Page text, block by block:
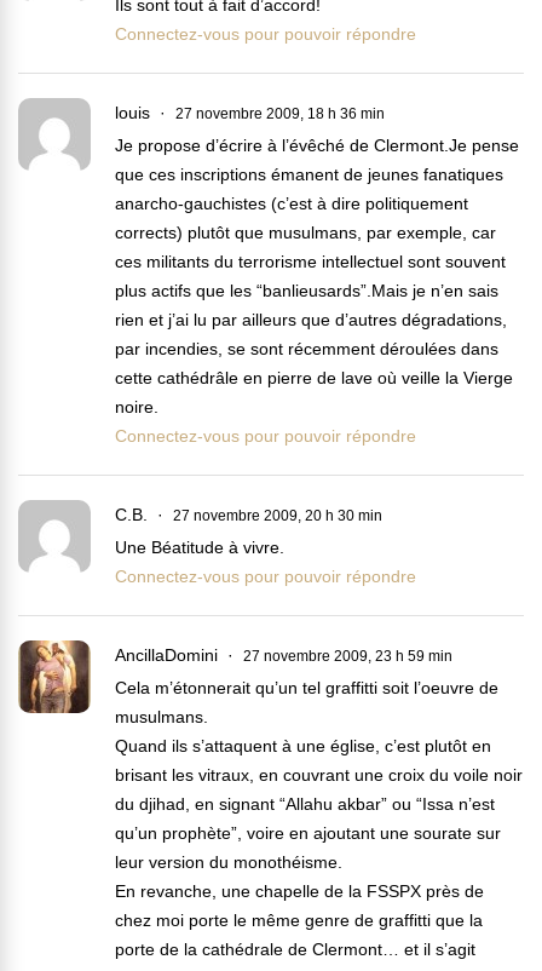
Ils sont tout à fait d’accord!
Connectez-vous pour pouvoir répondre
louis 27 novembre 2009, 18 h 36 min
Je propose d’écrire à l’évêché de Clermont.Je pense
que ces inscriptions émanent de jeunes fanatiques
anarcho-gauchistes (c’est à dire politiquement
corrects) plutôt que musulmans, par exemple, car
ces militants du terrorisme intellectuel sont souvent
plus actifs que les “banlieusards”.Mais je n’en sais
rien et j’ai lu par ailleurs que d’autres dégradations,
par incendies, se sont récemment déroulées dans
cette cathédrâle en pierre de lave où veille la Vierge
noire.
Connectez-vous pour pouvoir répondre
C.B. 27 novembre 2009, 20 h 30 min
Une Béatitude à vivre.
Connectez-vous pour pouvoir répondre
AncillaDomini 27 novembre 2009, 23 h 59 min
Cela m’étonnerait qu’un tel graffitti soit l’oeuvre de
musulmans.
Quand ils s’attaquent à une église, c’est plutôt en
brisant les vitraux, en couvrant une croix du voile noir
du djihad, en signant “Allahu akbar” ou “Issa n’est
qu’un prophète”, voire en ajoutant une sourate sur
leur version du monothéisme.
En revanche, une chapelle de la FSSPX près de
chez moi porte le même genre de graffitti que la
porte de la cathédrale de Clermont… et il s’agit